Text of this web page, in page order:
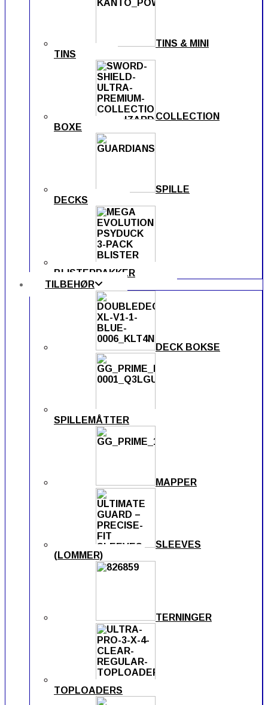
TINS & MINI
TINS
COLLECTION
BOXE
SPILLE
DECKS
BLISTERPAKKER
TILBEHØR
DECK BOKSE
SPILLEMÅTTER
MAPPER
SLEEVES
(LOMMER)
TERNINGER
TOPLOADERS